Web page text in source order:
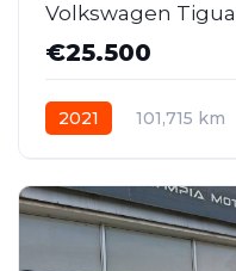
€25.500
2021 101,715 km